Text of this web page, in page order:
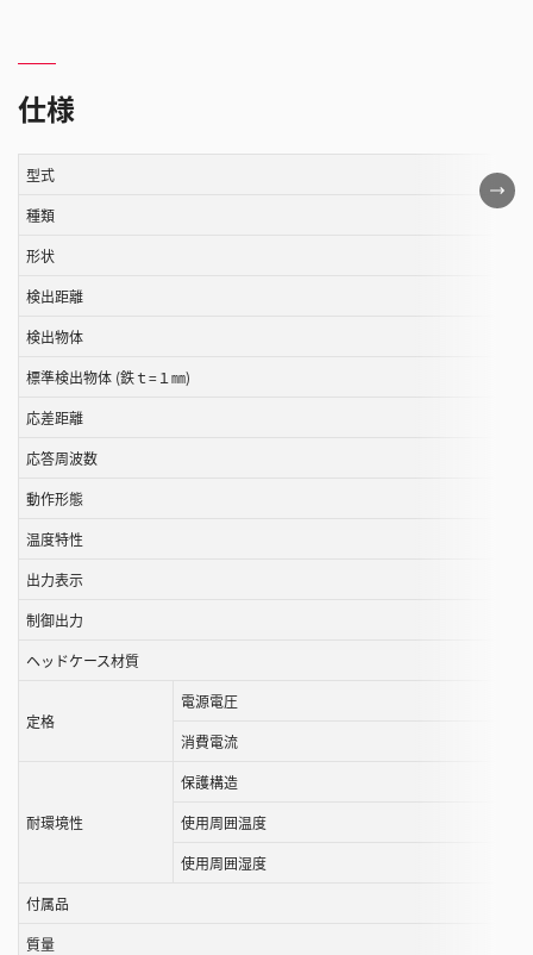
仕様
こ
の
型式
種類
形状
検出距離
検出物体
標準検出物体 (鉄ｔ=１㎜)
応差距離
応答周波数
動作形態
温度特性
出力表示
制御出力
ヘッドケース材質
定格
電源電圧
消費電流
耐環境性
保護構造
使用周囲温度
使用周囲湿度
付属品
質量